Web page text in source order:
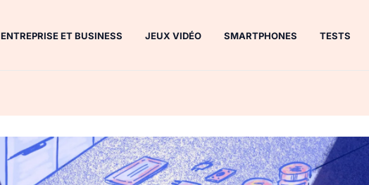
ENTREPRISE ET BUSINESS JEUX VIDÉO SMARTPHONES TESTS